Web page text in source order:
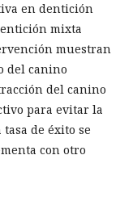
en dentición
mixta
muestran
del canino
del canino
para evitar la
de éxito se
con otro